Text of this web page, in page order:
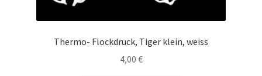
Thermo- Flockdruck, Tiger klein, weiss
4,00 €